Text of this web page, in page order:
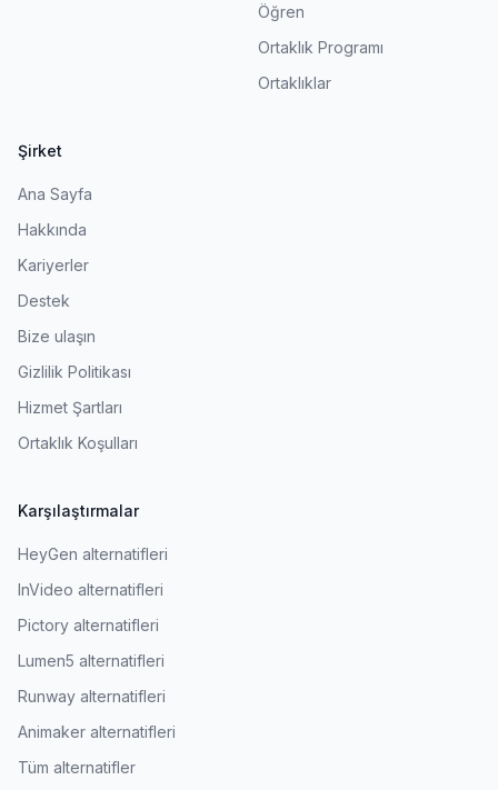
Öğren
Ortaklık Programı
Ortaklıklar
Şirket
Ana Sayfa
Hakkında
Kariyerler
Destek
Bize ulaşın
Gizlilik Politikası
Hizmet Şartları
Ortaklık Koşulları
Karşılaştırmalar
HeyGen alternatifleri
InVideo alternatifleri
Pictory alternatifleri
Lumen5 alternatifleri
Runway alternatifleri
Animaker alternatifleri
Tüm alternatifler